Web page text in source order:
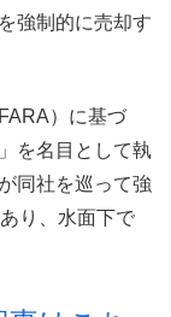
強制的に売却す
）に基づ
を名目として執
同社を巡って強
り、水面下で